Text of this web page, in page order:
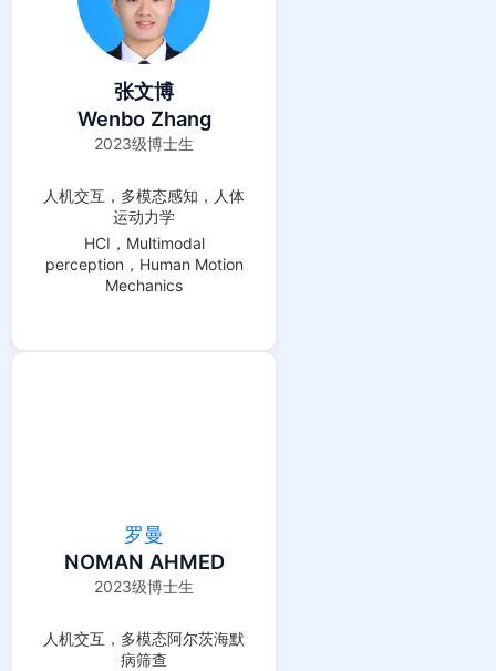
张文博
Wenbo Zhang
2023级博士生
人机交互，多模态感知，人体
运动力学
HCI，Multimodal
perception，Human Motion
Mechanics
罗曼
NOMAN AHMED
2023级博士生
人机交互，多模态阿尔茨海默
病筛查